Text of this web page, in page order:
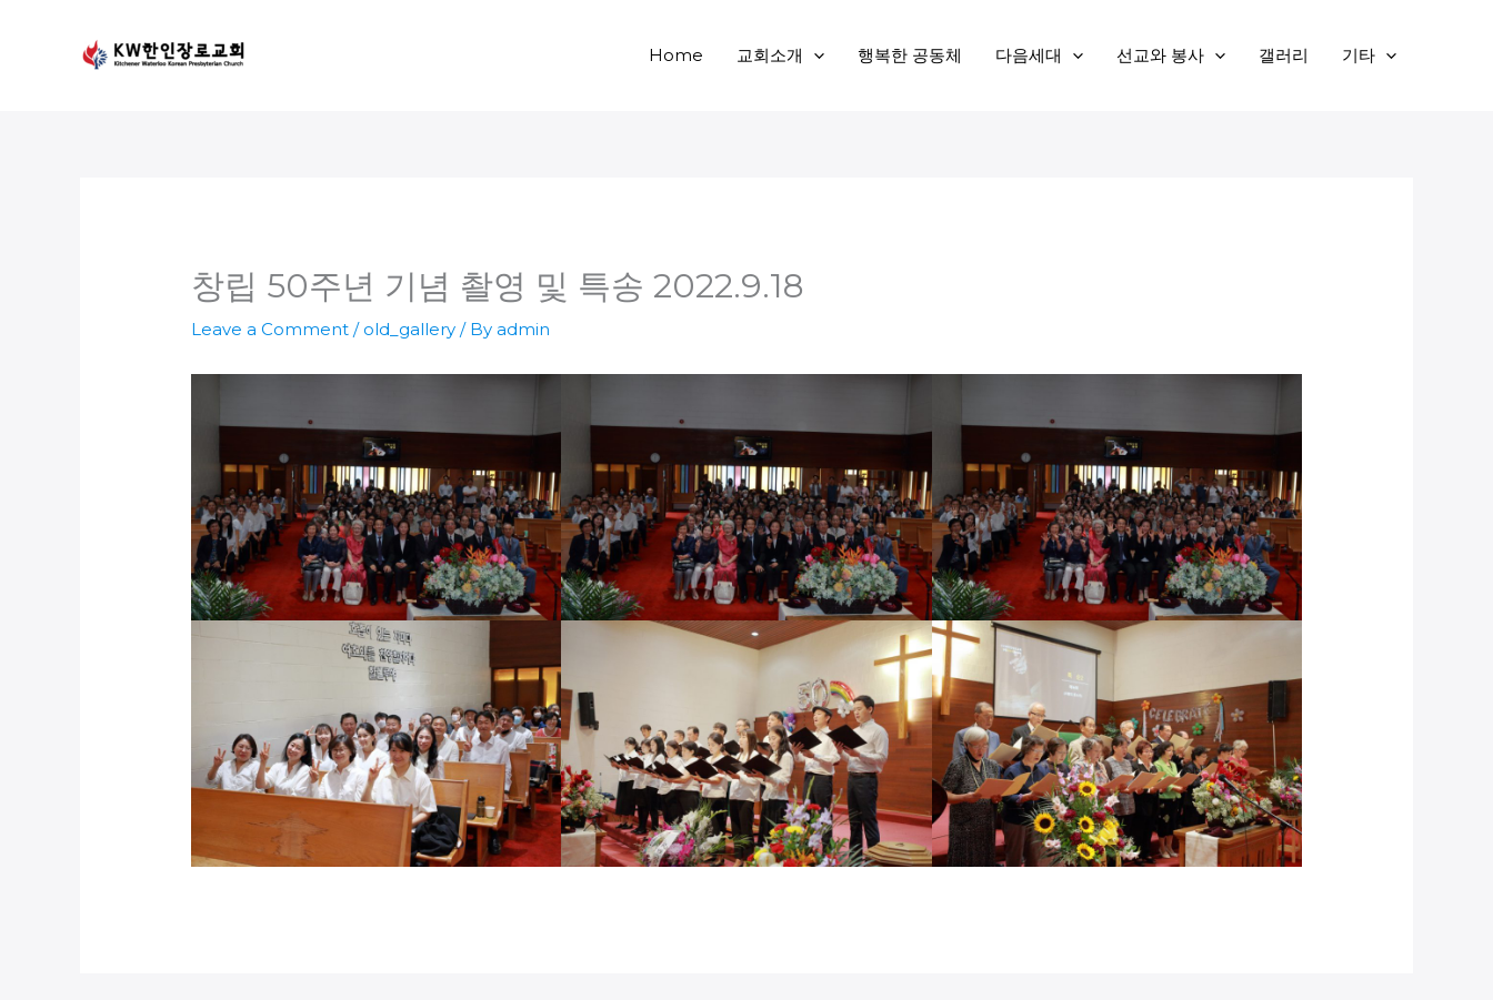
Home 교회소개 행복한 공동체 다음세대 선교와 봉사 갤러리 기타
창립 50주년 기념 촬영 및 특송 2022.9.18
Leave a Comment / old_gallery / Byadmin